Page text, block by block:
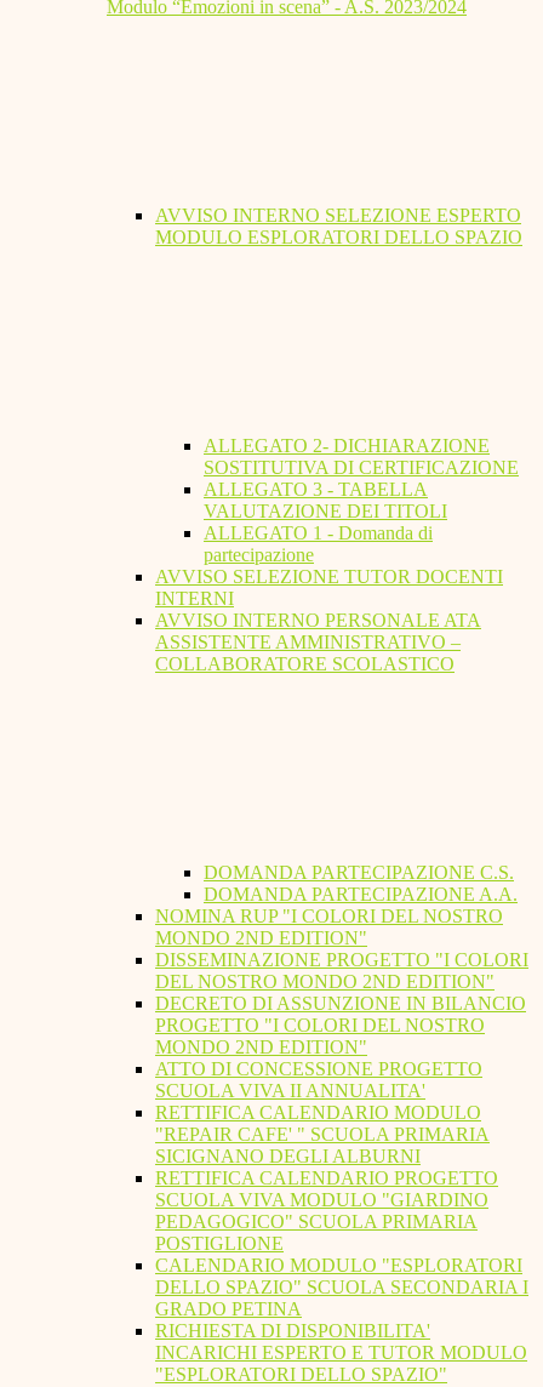
Modulo “Emozioni in scena” - A.S. 2023/2024
AVVISO INTERNO SELEZIONE ESPERTO
MODULO ESPLORATORI DELLO SPAZIO
ALLEGATO 2- DICHIARAZIONE
SOSTITUTIVA DI CERTIFICAZIONE
ALLEGATO 3 - TABELLA
VALUTAZIONE DEI TITOLI
ALLEGATO 1 - Domanda di
partecipazione
AVVISO SELEZIONE TUTOR DOCENTI
INTERNI
AVVISO INTERNO PERSONALE ATA
ASSISTENTE AMMINISTRATIVO –
COLLABORATORE SCOLASTICO
DOMANDA PARTECIPAZIONE C.S.
DOMANDA PARTECIPAZIONE A.A.
NOMINA RUP "I COLORI DEL NOSTRO
MONDO 2ND EDITION"
DISSEMINAZIONE PROGETTO "I COLORI
DEL NOSTRO MONDO 2ND EDITION"
DECRETO DI ASSUNZIONE IN BILANCIO
PROGETTO "I COLORI DEL NOSTRO
MONDO 2ND EDITION"
ATTO DI CONCESSIONE PROGETTO
SCUOLA VIVA II ANNUALITA'
RETTIFICA CALENDARIO MODULO
"REPAIR CAFE' " SCUOLA PRIMARIA
SICIGNANO DEGLI ALBURNI
RETTIFICA CALENDARIO PROGETTO
SCUOLA VIVA MODULO "GIARDINO
PEDAGOGICO" SCUOLA PRIMARIA
POSTIGLIONE
CALENDARIO MODULO "ESPLORATORI
DELLO SPAZIO" SCUOLA SECONDARIA I
GRADO PETINA
RICHIESTA DI DISPONIBILITA'
INCARICHI ESPERTO E TUTOR MODULO
"ESPLORATORI DELLO SPAZIO"